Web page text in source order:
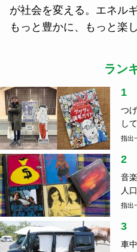
が社会を変える。エネル
もっと豊かに、もっと楽
ラン
1
つ
し
指出
2
音
人
指出
3
車